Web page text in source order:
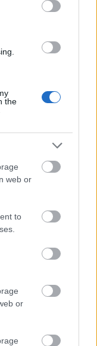
the
web or
to
or
út a világ
a
régió és